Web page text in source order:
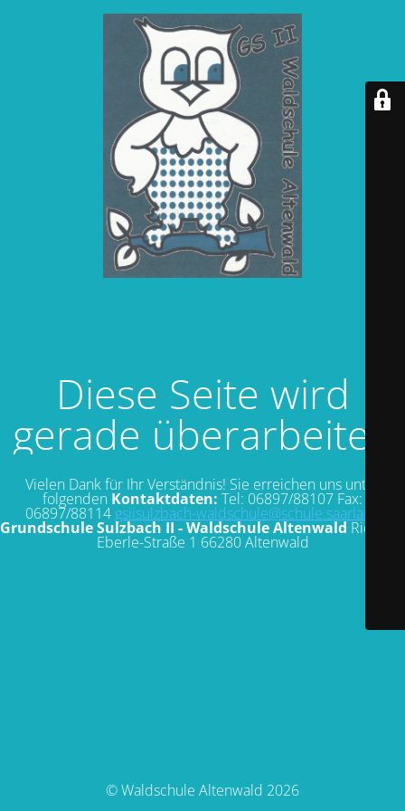
Diese Seite wird
gerade überarbeitet.
Vielen Dank für Ihr Verständnis! Sie erreichen uns unter
folgenden Kontaktdaten: Tel: 06897/88107 Fax:
06897/88114 gsiisulzbach-waldschule@schule.saarland
Grundschule Sulzbach II - Waldschule Altenwald Richard-
Eberle-Straße 1 66280 Altenwald
© Waldschule Altenwald 2026